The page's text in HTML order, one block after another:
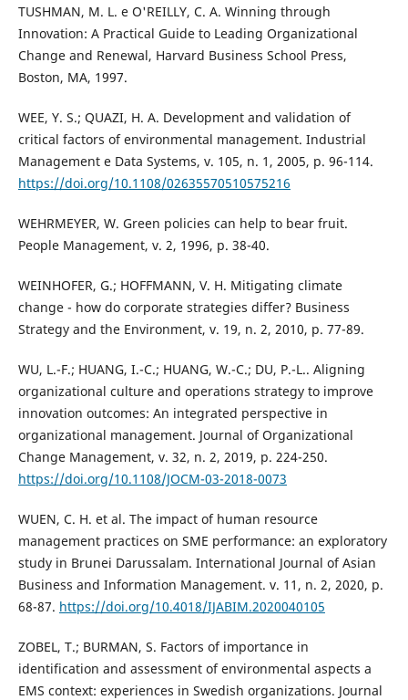
TUSHMAN, M. L. e O'REILLY, C. A. Winning through
Innovation: A Practical Guide to Leading Organizational
Change and Renewal, Harvard Business School Press,
Boston, MA, 1997.
WEE, Y. S.; QUAZI, H. A. Development and validation of
critical factors of environmental management. Industrial
Management e Data Systems, v. 105, n. 1, 2005, p. 96-114.
https://doi.org/10.1108/02635570510575216
WEHRMEYER, W. Green policies can help to bear fruit.
People Management, v. 2, 1996, p. 38-40.
WEINHOFER, G.; HOFFMANN, V. H. Mitigating climate
change - how do corporate strategies differ? Business
Strategy and the Environment, v. 19, n. 2, 2010, p. 77-89.
WU, L.-F.; HUANG, I.-C.; HUANG, W.-C.; DU, P.-L.. Aligning
organizational culture and operations strategy to improve
innovation outcomes: An integrated perspective in
organizational management. Journal of Organizational
Change Management, v. 32, n. 2, 2019, p. 224-250.
https://doi.org/10.1108/JOCM-03-2018-0073
WUEN, C. H. et al. The impact of human resource
management practices on SME performance: an exploratory
study in Brunei Darussalam. International Journal of Asian
Business and Information Management. v. 11, n. 2, 2020, p.
68-87. https://doi.org/10.4018/IJABIM.2020040105
ZOBEL, T.; BURMAN, S. Factors of importance in
identification and assessment of environmental aspects a
EMS context: experiences in Swedish organizations. Journal